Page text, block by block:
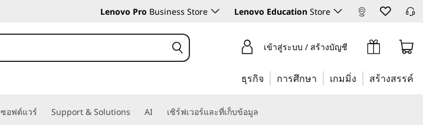
Lenovo Pro Business Store Lenovo Education Store
เข้าสู่ระบบ / สร้างบัญชี
ธุรกิจ การศึกษา เกมมิ่ง สร้างสรรค์
ซอฟต์แวร์ Support & Solutions AI เซิร์ฟเวอร์และที่เก็บข้อมูล